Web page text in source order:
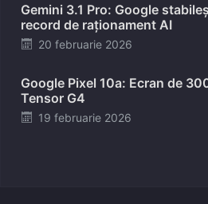
Gemini 3.1 Pro: Google
record de raționament AI
Posted
20 februarie 2026
Google Pixel 10a: Ecran de
Tensor G4
Posted
19 februarie 2026